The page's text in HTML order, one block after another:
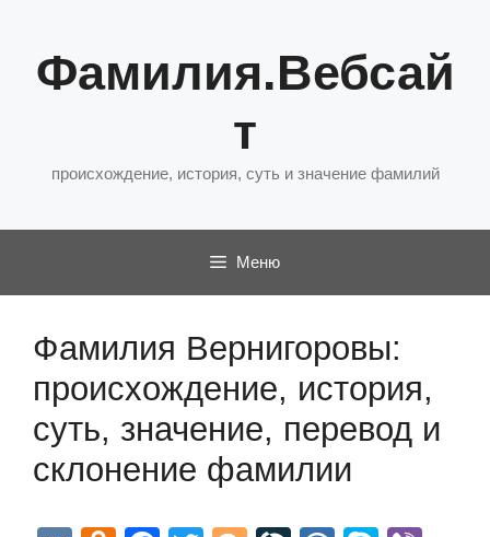
содержимому
Фамилия.Вебсай
т
происхождение, история, суть и значение фамилий
Меню
Фамилия Вернигоровы:
происхождение, история,
суть, значение, перевод и
склонение фамилии